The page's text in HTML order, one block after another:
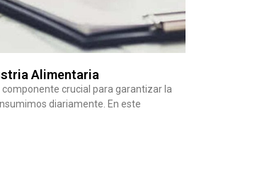
Alimentaria
componente crucial para garantizar la
diariamente. En este